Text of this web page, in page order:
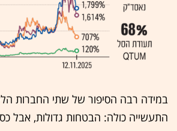
במידה רבה הסיפור של שתי החברות
התעשייה כולה: הבטחות גדולות, אבל